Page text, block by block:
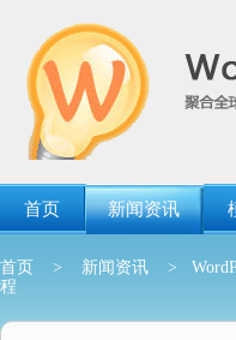
首页 新闻资讯
首页 > 新闻资讯
>
程